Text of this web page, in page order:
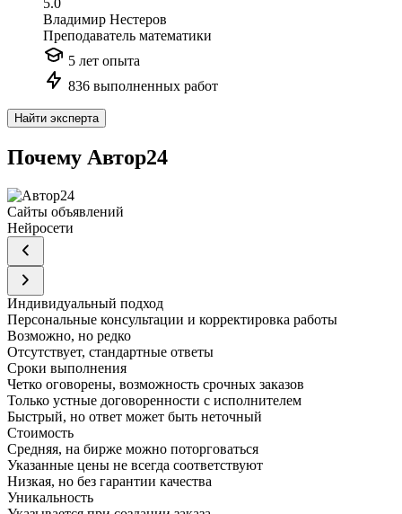
5.0
Владимир Нестеров
Преподаватель математики
5 лет опыта
836 выполненных работ
Найти эксперта
Почему Автор24
Сайты объявлений
Нейросети
Индивидуальный подход
Персональные консультации и корректировка работы
Возможно, но редко
Отсутствует, стандартные ответы
Сроки выполнения
Четко оговорены, возможность срочных заказов
Только устные договоренности с исполнителем
Быстрый, но ответ может быть неточный
Стоимость
Средняя, на бирже можно поторговаться
Указанные цены не всегда соответствуют
Низкая, но без гарантии качества
Уникальность